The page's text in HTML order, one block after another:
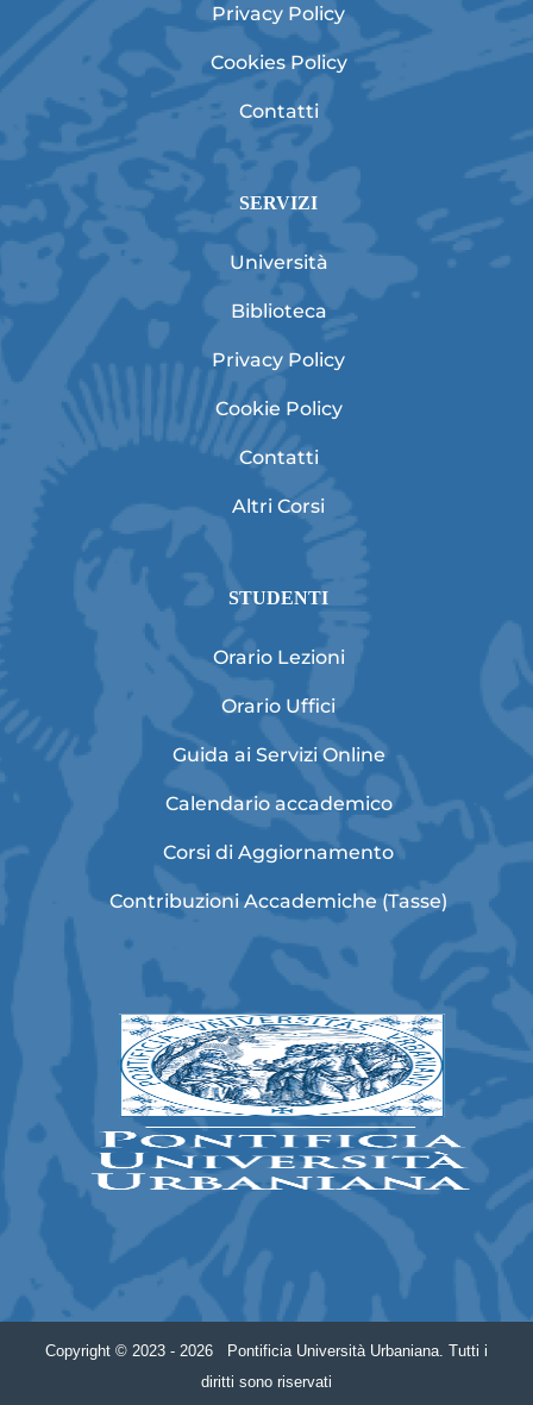
Privacy Policy
Cookies Policy
Contatti
SERVIZI
Università
Biblioteca
Privacy Policy
Cookie Policy
Contatti
Altri Corsi
STUDENTI
Orario Lezioni
Orario Uffici
Guida ai Servizi Online
Calendario accademico
Corsi di Aggiornamento
Contribuzioni Accademiche (Tasse)
Copyright © 2023 - 2026 Pontificia Università Urbaniana. Tutti i
diritti sono riservati